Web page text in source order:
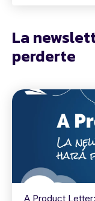
La
perderte
A Product